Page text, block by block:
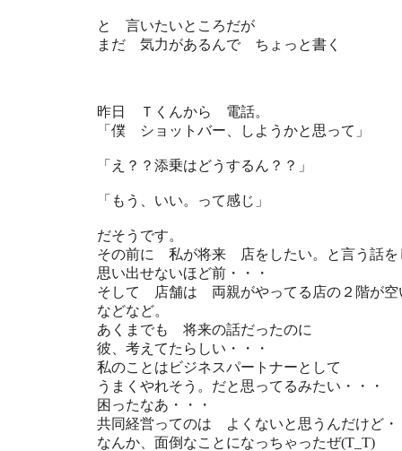
と 言いたいところだが
まだ 気力があるんで ちょっと書く
昨日 Ｔくんから 電話。
「僕 ショットバー、しようかと思って」
「え？？添乗はどうするん？？」
「もう、いい。って感じ」
だそうです。
その前に 私が将来 店をしたい。と言う話を
思い出せないほど前・・・
そして 店舗は 両親がやってる店の２階が空
などなど。
あくまでも 将来の話だったのに
彼、考えてたらしい・・・
私のことはビジネスパートナーとして
うまくやれそう。だと思ってるみたい・・・
困ったなあ・・・
共同経営ってのは よくないと思うんだけど・
なんか、面倒なことになっちゃったぜ(T_T)